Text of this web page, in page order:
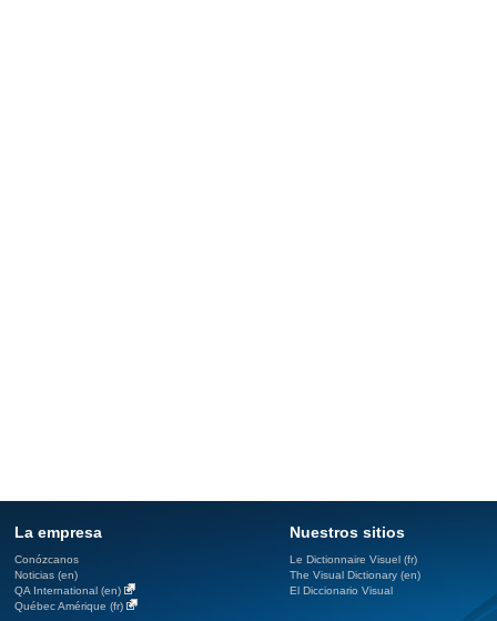
La empresa
Conózcanos
Noticias (en)
QA International (en)
Québec Amérique (fr)
Nuestros sitios
Le Dictionnaire Visuel (fr)
The Visual Dictionary (en)
El Diccionario Visual